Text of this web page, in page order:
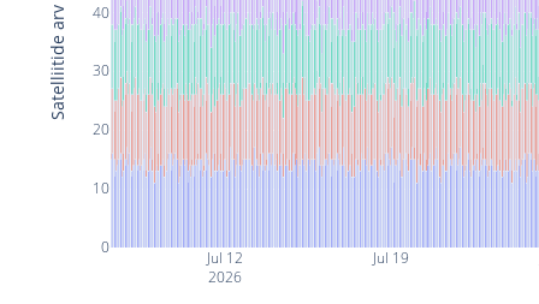
Jul 12
2026
Jul 19
0
10
20
30
40
Satelliitide arv